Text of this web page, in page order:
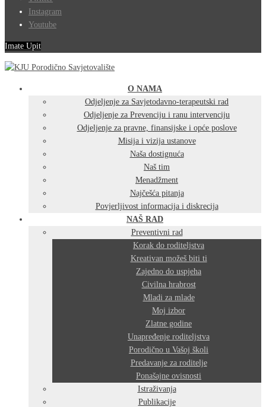
Instagram
Youtube
Imate Upit
O NAMA
Odjeljenje za Savjetodavno-terapeutski rad
Odjeljenje za Prevenciju i ranu intervenciju
Odjeljenje za pravne, finansijske i opće poslove
Misija i vizija ustanove
Naša dostignuća
Naš tim
Menadžment
Najčešća pitanja
Povjerljivost informacija i diskrecija
NAŠ RAD
Preventivni rad
Korak do roditeljstva
Kreativan možeš biti ti
Zajedno do uspjeha
Civilna hrabrost
Mladi za mlade
Moj izbor
Zlatne godine
Unapređenje roditeljstva
Porodično u Vašoj školi
Predavanje za roditelje
Ponašajne ovisnosti
Istraživanja
Publikacije